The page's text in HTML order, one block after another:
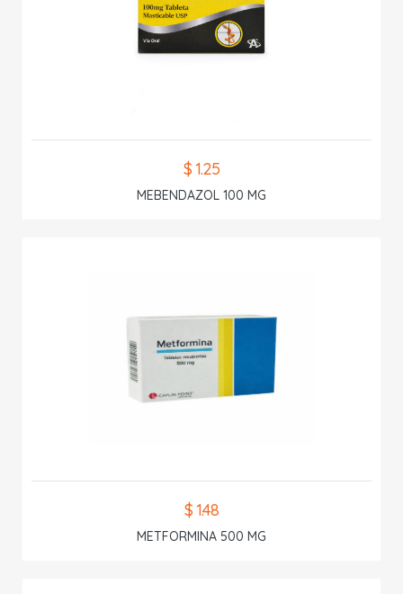
$ 1.25
MEBENDAZOL 100 MG
$ 1.48
METFORMINA 500 MG